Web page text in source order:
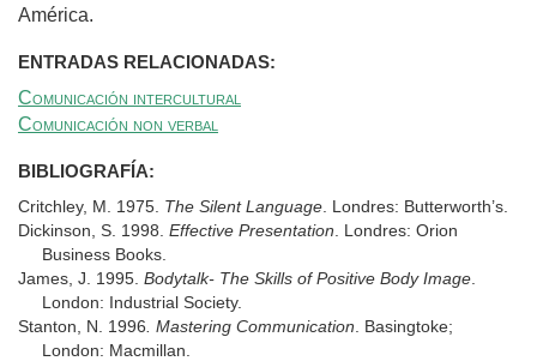
América.
ENTRADAS RELACIONADAS:
Comunicación intercultural
Comunicación non verbal
BIBLIOGRAFÍA:
Critchley, M. 1975. The Silent Language . Londres: Butterworth’s.
Dickinson, S. 1998. Effective Presentation . Londres: Orion
Business Books.
James, J. 1995. Bodytalk- The Skills of Positive Body Image
London: Industrial Society.
Stanton, N. 1996 . Mastering Communication . Basingtoke;
London: Macmillan.